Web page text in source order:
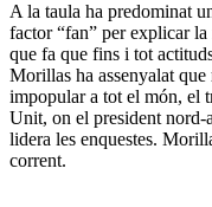
A la taula ha predominat
factor “fan” per explicar
que fa que fins i tot
Morillas ha assenyalat
impopular a tot el món, el
Unit, on el president nord-
lidera les enquestes.
corrent.